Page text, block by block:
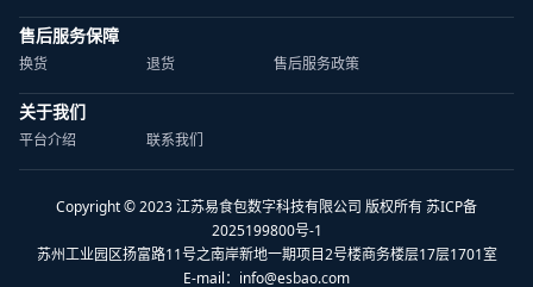
售后服务保障
换货 退货 售后服务政策
关于我们
平台介绍 联系我们
Copyright © 2023 江苏易食包数字科技有限公司 版权所有 苏ICP备
2025199800号-1
苏州工业园区扬富路11号之南岸新地一期项目2号楼商务楼层17层1701室
E-mail： info@esbao.com